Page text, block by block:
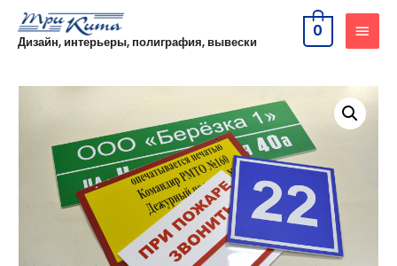
Дизайн, интерьеры, полиграфия, вывески
0